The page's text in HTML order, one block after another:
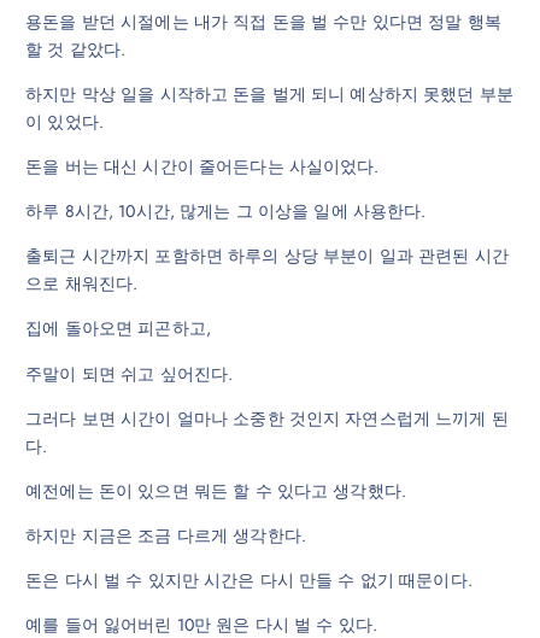
용돈을 받던 시절에는 내가 직접 돈을 벌 수만 있다면 정말 행복
할 것 같았다.
하지만 막상 일을 시작하고 돈을 벌게 되니 예상하지 못했던 부분
이 있었다.
돈을 버는 대신 시간이 줄어든다는 사실이었다.
하루 8시간, 10시간, 많게는 그 이상을 일에 사용한다.
출퇴근 시간까지 포함하면 하루의 상당 부분이 일과 관련된 시간
으로 채워진다.
집에 돌아오면 피곤하고,
주말이 되면 쉬고 싶어진다.
그러다 보면 시간이 얼마나 소중한 것인지 자연스럽게 느끼게 된
다.
예전에는 돈이 있으면 뭐든 할 수 있다고 생각했다.
하지만 지금은 조금 다르게 생각한다.
돈은 다시 벌 수 있지만 시간은 다시 만들 수 없기 때문이다.
예를 들어 잃어버린 10만 원은 다시 벌 수 있다.